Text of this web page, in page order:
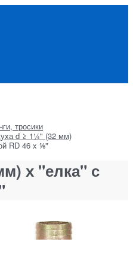
тросики
d ≥ 1¼" (32 мм)
RD 46 x ⅙"
х "елка" с